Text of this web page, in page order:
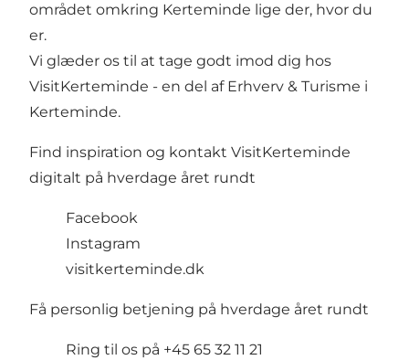
området omkring Kerteminde lige der, hvor du
er.
Vi glæder os til at tage godt imod dig hos
VisitKerteminde - en del af Erhverv & Turisme i
Kerteminde.
Find inspiration og kontakt VisitKerteminde
digitalt på hverdage året rundt
Facebook
Instagram
visitkerteminde.dk
Få personlig betjening på hverdage året rundt
Ring til os på +45 65 32 11 21